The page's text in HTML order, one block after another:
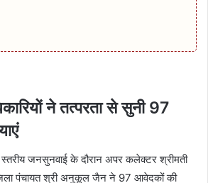
ने तत्‍परता से सुनी 97
जनसुनवाई के दौरान अपर कलेक्टर श्रीमती
पंचायत श्री अनुकूल जैन ने 97 आवेदकों की